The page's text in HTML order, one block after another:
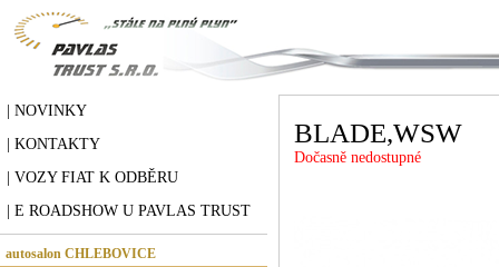
| NOVINKY
| KONTAKTY
| VOZY FIAT K ODBĚRU
| E ROADSHOW U PAVLAS TRUST
autosalon CHLEBOVICE
BLADE,WSW
Dočasně nedostupné